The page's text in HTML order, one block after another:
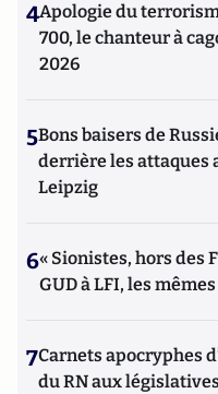
4Apologie du
700, le chanteur à
2026
5Bons baisers de
derrière les attaques
Leipzig
6« Sionistes, hors des
GUD à LFI, les
7Carnets apocryphes
du RN aux